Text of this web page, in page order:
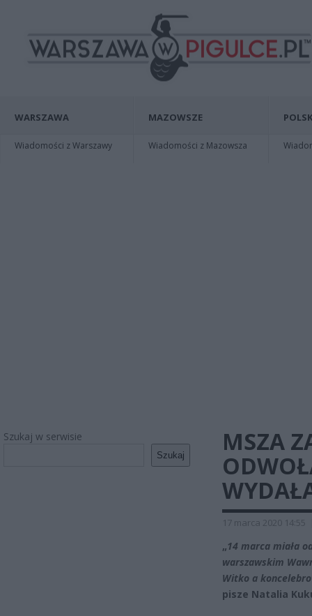
WARSZAWA
Wiadomości z Warszawy
MAZOWSZE
Wiadomości z Mazowsza
Szukaj w serwisie
Szukaj
MSZA
17 marca 2020 14:55
„14 marca miała
warszawskim
Witko a
pisze Natalia